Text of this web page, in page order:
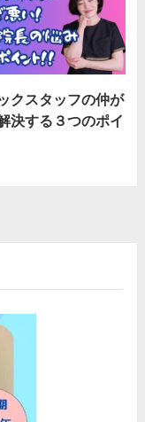
クスタッフの仲が
決する３つのポイ